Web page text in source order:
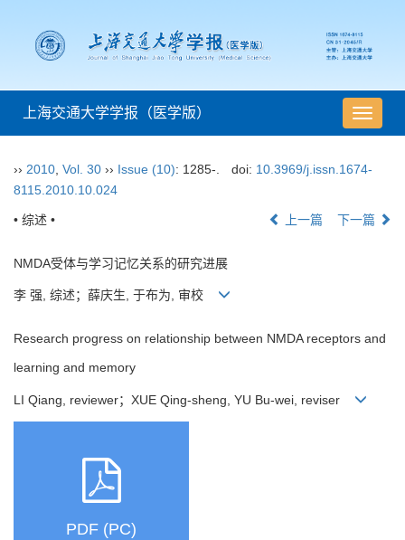
导
航
换
上海交通大学学报（医学版）
›› 2010 Vol. 30 ›› Issue (10): 1285-. doi: 10.3969/j.issn.1674-
8115.2010.10.024
• 综述 • 上一篇 下一篇
NMDA受体与学习记忆关系的研究进展
李 强, 综述；薛庆生, 于布为, 审校
Research progress on relationship between NMDA receptors and
learning and memory
LI Qiang, reviewer；XUE Qing-sheng, YU Bu-wei, reviser
PDF (PC)